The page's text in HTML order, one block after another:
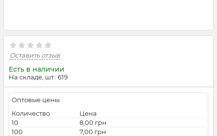
Оставить отзыв
Есть в наличии
На складе, шт.: 619
Оптовые цены
Количество
Цена
10
8,00 грн
100
7,00 грн